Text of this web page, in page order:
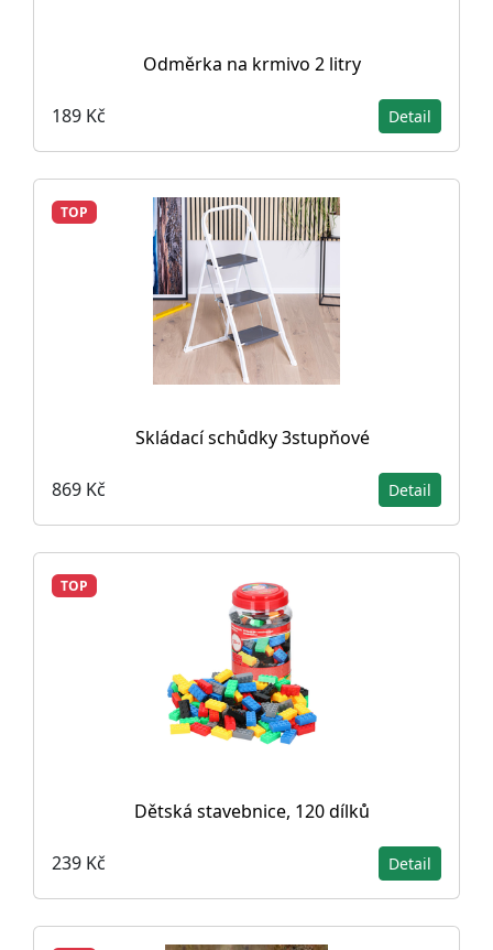
Odměrka na krmivo 2 litry
189 Kč Detail
TOP
Skládací schůdky 3stupňové
869 Kč Detail
TOP
Dětská stavebnice, 120 dílků
239 Kč Detail